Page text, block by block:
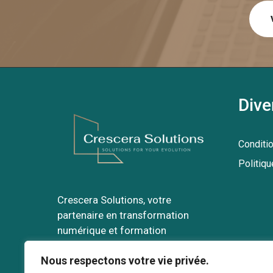
Nous respectons votre vie privée.
Crescera Solutions, votre
partenaire en transformation
numérique et formation